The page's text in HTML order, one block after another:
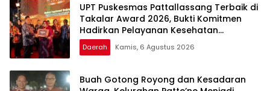
UPT Puskesmas Pattallassang Terbaik di
Takalar Award 2026, Bukti Komitmen
Hadirkan Pelayanan Kesehatan
Berkualitas
Daerah Kamis, 6 Agustus 2026
Buah Gotong Royong dan Kesadaran